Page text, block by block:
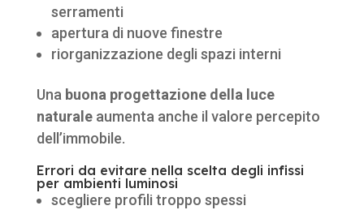
serramenti
apertura di nuove finestre
riorganizzazione degli spazi interni
Una buona progettazione della luce
naturaleaumenta anche il valore percepito
dell’immobile.
Errori da evitare nella scelta degli infissi
per ambienti luminosi
scegliere profili troppo spessi